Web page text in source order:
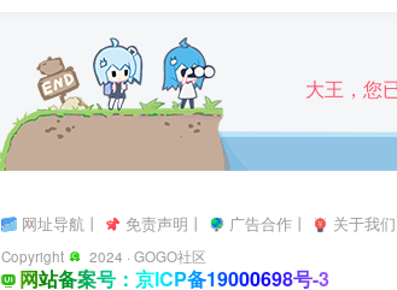
大王，您
网址导航 丨 免责声明 丨 广告合作 丨 关于我们
Copyright 2024 · GOGO社区
网站备案号：京ICP备19000698号-3